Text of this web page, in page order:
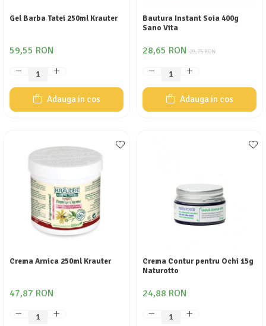
Gel Barba Tatei 250ml Krauter
59,55 RON
Adauga in cos
Bautura Instant Soia 400g
Sano Vita
29,75 RON
28,65 RON
Adauga in cos
Crema Arnica 250ml Krauter
47,87 RON
Crema Contur pentru Ochi 15g
Naturotto
24,88 RON